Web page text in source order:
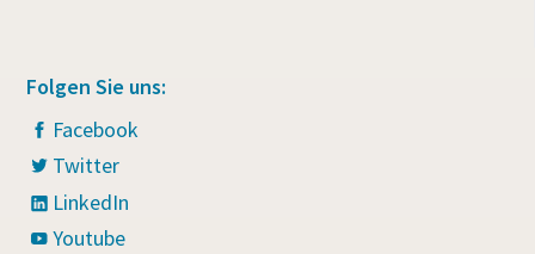
Folgen Sie uns:
Facebook
Twitter
LinkedIn
Youtube